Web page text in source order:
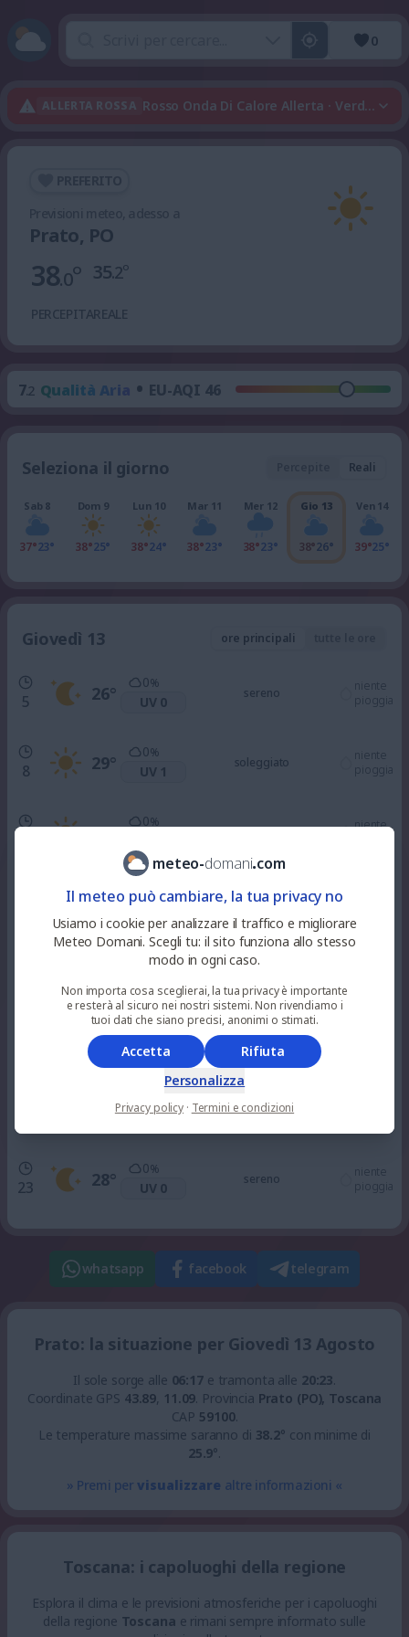
0
ALLERTA ROSSA Rosso Onda Di Calore Allerta · Verde
Prato, PO
38.0°
PERCEPITA
35.2°
REALE
7.2 Qualità Aria • EU-AQI 46
Seleziona il giorno Reali
Sab 8
37°23°
Dom 9
38°25°
Lun 10
38°24°
Mar 11
38°23°
Mer 12
38°23°
Gio 13
38°26°
Ven 14
39°25°
Giovedì 13 ore principali
5 26°
0%
UV 0
sereno
niente
pioggia
8 29°
0%
UV 1
soleggiato
niente
pioggia
33°
0%
soleggiato
niente
37°
19 %
parzialmente nuvoloso
70%
37°
67
UV 2
alquanto soleggiato
° UV 0
sereno
23 28°
0%
UV 0
sereno
niente
pioggia
whatsapp facebook telegram
Prato: la situazione per Giovedì 13 Agosto
Il sole sorge alle 06:17e tramonta alle 20:23.
Coordinate GPS 43.89, 11.09. Provincia Prato (PO), Toscana
CAP 59100.
Le temperature massime saranno di 38.2° con minime di
25.9°.
» Premi pervisualizzare altre informazioni «
Toscana: i capoluoghi della regione
Esplora il clima e le previsioni atmosferiche per i capoluoghi
della regione Toscana e rimani sempre informato sulle
meteo-domani.com
Il meteo può cambiare, la tua privacy no
Usiamo i cookie per analizzare il traffico e migliorare
Meteo Domani. Scegli tu: il sito funziona allo stesso
modo in ogni caso.
Non importa cosa sceglierai, la tua privacy è importante
e resterà al sicuro nei nostri sistemi. Non rivendiamo i
tuoi dati che siano precisi, anonimi o stimati.
Accetta
Rifiuta
Personalizza
Privacy policy · Termini e condizioni